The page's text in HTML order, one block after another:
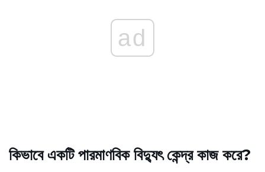
ad
কিভাবে একটি পারমাণবিক বিদ্যুৎ কেন্দ্র কাজ করে?